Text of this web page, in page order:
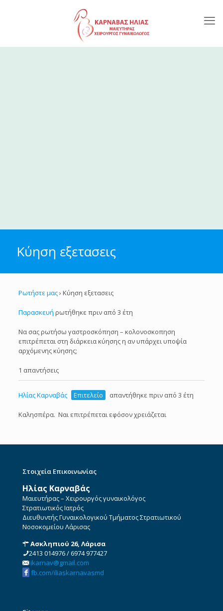
Κύηση εξετασεις
Ρωτήστε μας› Κύηση εξετασεις
Παρασκευή ρωτήθηκε πριν από 3 έτη
Να σας ρωτήσω γαστροσκόπηση – κολονοσκοπηση
επιτρέπεται στη διάρκεια κύησης η αν υπάρχει υποψία
αρχόμενης κύησης;
1 απαντήσεις
Ηλίας Καρναβάς Επιτελείο απαντήθηκε πριν από 3 έτη
Καλησπέρα. Ναι επιτρέπεται εφόσον χρειάζεται
Στοιχεία Επικοινωνίας
Ηλίας Καρναβάς
Μαιευτήρας – Χειρουργός γυναικολόγος
Στρατιωτικός Ιατρός
Διευθυντής Γυναικολογικού Τμήματος Στρατιωτικού
Νοσοκομείου Λάρισας
Ασκληπιού 26, Λάρισα
2413 014976/6974 977427
ikarnav@gmail.com
fb.com/iliaskarnavasmd